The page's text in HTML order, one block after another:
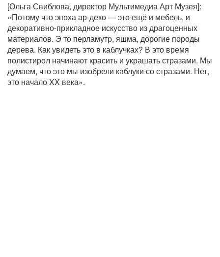
[Ольга Свиблова, директор Мультимедиа Арт Музея]:
«Потому что эпоха ар-деко — это ещё и мебель, и
декоративно-прикладное искусство из драгоценных
материалов. Э то перламутр, яшма, дорогие породы
дерева. Как увидеть это в каблучках? В это время
полистирол начинают красить и украшать стразами. Мы
думаем, что это мы изобрели каблуки со стразами. Нет,
это начало XX века».